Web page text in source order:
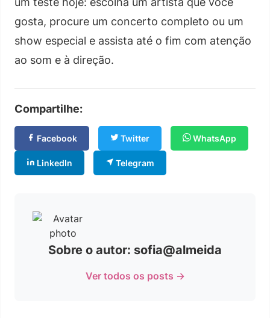
gosta, procure um concerto completo ou um
show especial e assista até o fim com atenção
ao som e à direção.
Compartilhe:
Facebook Twitter WhatsApp
LinkedIn Telegram
Sobre o autor: sofia@almeida
Ver todos os posts →